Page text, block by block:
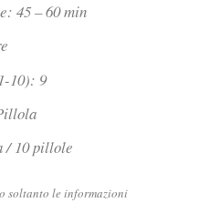
45 – 60 min
10): 9
/ 10 pillole
soltanto le informazioni